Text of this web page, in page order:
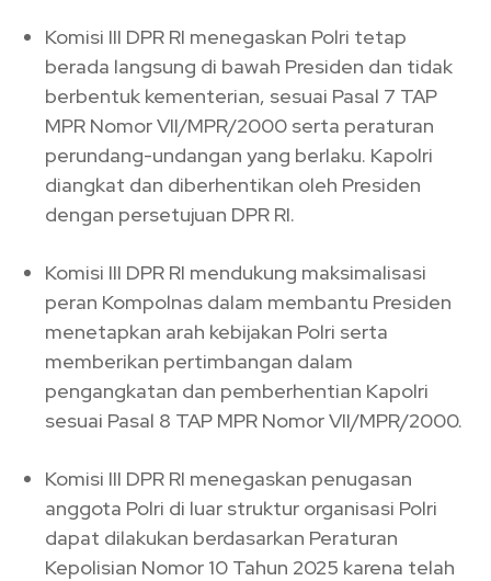
Komisi III DPR RI menegaskan Polri tetap
berada langsung di bawah Presiden dan tidak
berbentuk kementerian, sesuai Pasal 7 TAP
MPR Nomor VII/MPR/2000 serta peraturan
perundang-undangan yang berlaku. Kapolri
diangkat dan diberhentikan oleh Presiden
dengan persetujuan DPR RI.
Komisi III DPR RI mendukung maksimalisasi
peran Kompolnas dalam membantu Presiden
menetapkan arah kebijakan Polri serta
memberikan pertimbangan dalam
pengangkatan dan pemberhentian Kapolri
sesuai Pasal 8 TAP MPR Nomor VII/MPR/2000.
Komisi III DPR RI menegaskan penugasan
anggota Polri di luar struktur organisasi Polri
dapat dilakukan berdasarkan Peraturan
Kepolisian Nomor 10 Tahun 2025 karena telah